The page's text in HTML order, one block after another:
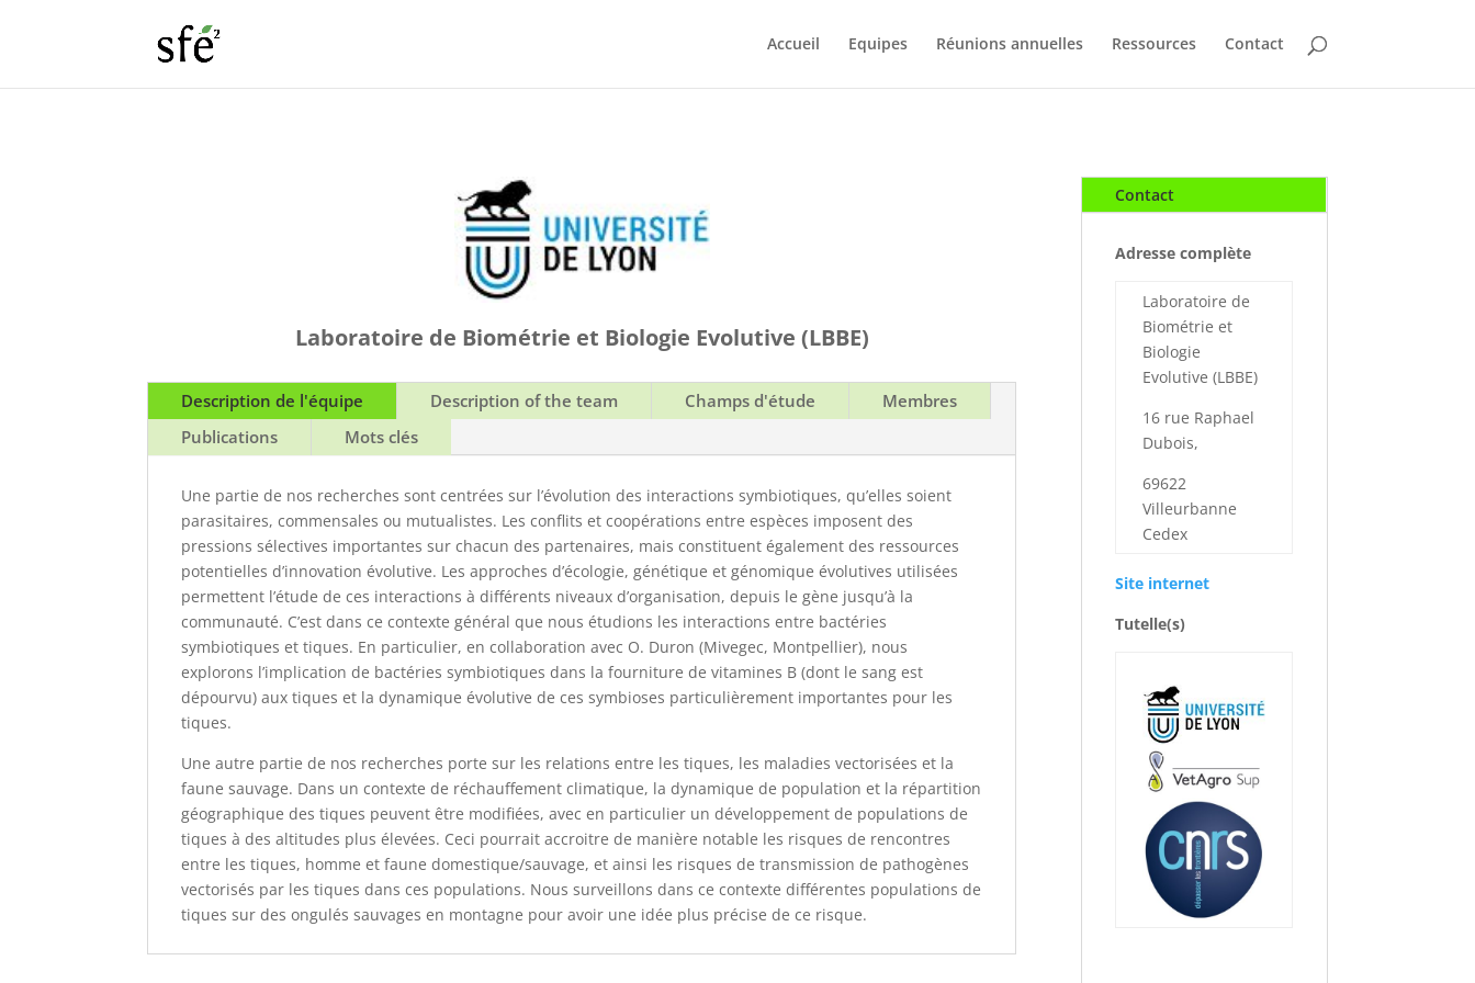
Accueil Equipes Réunions annuelles Ressources Contact
Laboratoire de Biométrie et Biologie Evolutive (LBBE)
Description de l'équipe Description of the team Champs d'étude
Membres
Publications
Mots clés
Une partie de nos recherches sont centrées sur l’évolution des interactions symbiotiques, qu’elles soient
parasitaires, commensales ou mutualistes. Les conflits et coopérations entre espèces imposent des
pressions sélectives importantes sur chacun des partenaires, mais constituent également des ressources
potentielles d’innovation évolutive. Les approches d’écologie, génétique et génomique évolutives utilisées
permettent l’étude de ces interactions à différents niveaux d’organisation, depuis le gène jusqu’à la
communauté. C’est dans ce contexte général que nous étudions les interactions entre bactéries
symbiotiques et tiques. En particulier, en collaboration avec O. Duron (Mivegec, Montpellier), nous
explorons l’implication de bactéries symbiotiques dans la fourniture de vitamines B (dont le sang est
dépourvu) aux tiques et la dynamique évolutive de ces symbioses particulièrement importantes pour les
tiques.
Une autre partie de nos recherches porte sur les relations entre les tiques, les maladies vectorisées et la
faune sauvage. Dans un contexte de réchauffement climatique, la dynamique de population et la répartition
géographique des tiques peuvent être modifiées, avec en particulier un développement de populations de
tiques à des altitudes plus élevées. Ceci pourrait accroitre de manière notable les risques de rencontres
entre les tiques, homme et faune domestique/sauvage, et ainsi les risques de transmission de pathogènes
vectorisés par les tiques dans ces populations. Nous surveillons dans ce contexte différentes populations de
tiques sur des ongulés sauvages en montagne pour avoir une idée plus précise de ce risque.
Contact
Adresse complète
Laboratoire de
Biométrie et
Biologie
Evolutive (LBBE)
16 rue Raphael
Dubois,
69622
Villeurbanne
Cedex
Site internet
Tutelle(s)